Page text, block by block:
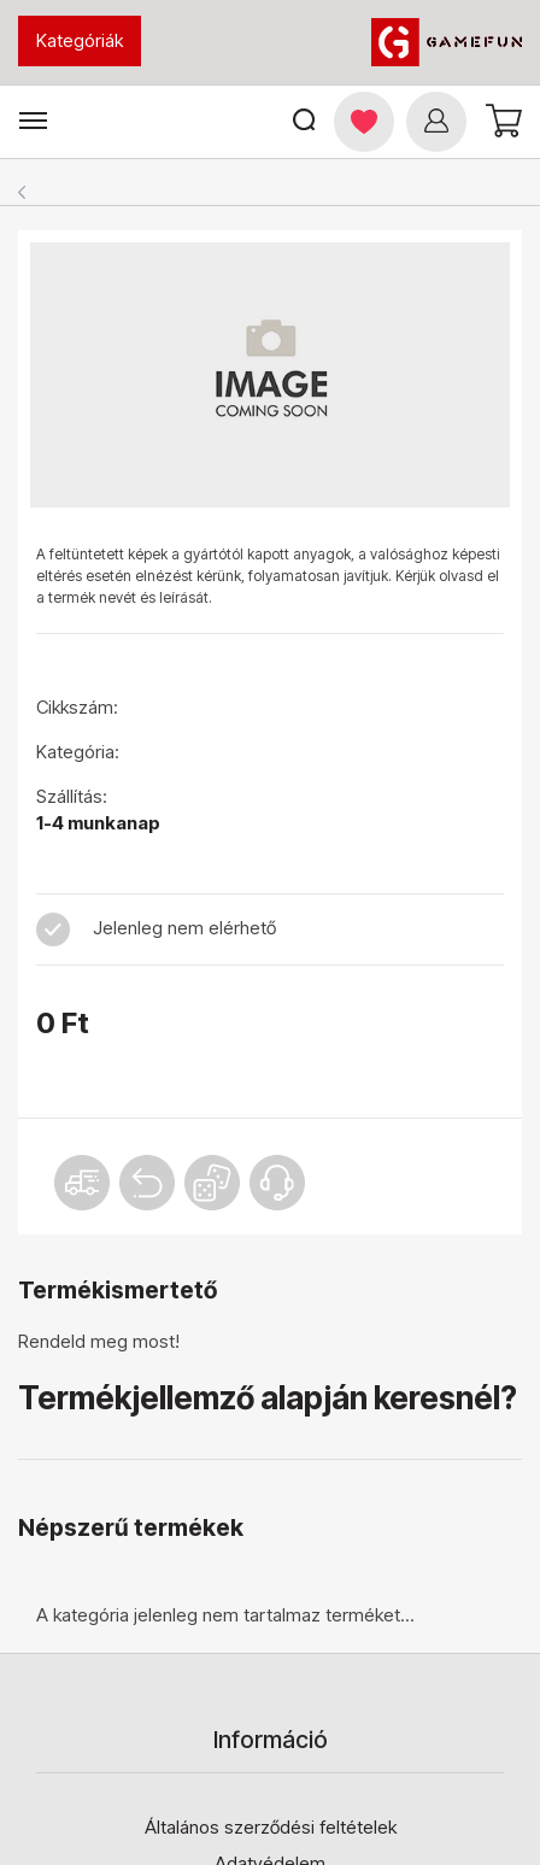
Kategóriák
A feltüntetett képek a gyártótól kapott anyagok, a valósághoz képesti
eltérés esetén elnézést kérünk, folyamatosan javítjuk. Kérjük olvasd el
a termék nevét és leírását.
Cikkszám:
Kategória:
Szállítás:
1-4 munkanap
Jelenleg nem elérhető
0 Ft
Termékismertető
Rendeld meg most!
Termékjellemző alapján keresnél?
Népszerű termékek
A kategória jelenleg nem tartalmaz terméket...
Információ
Általános szerződési feltételek